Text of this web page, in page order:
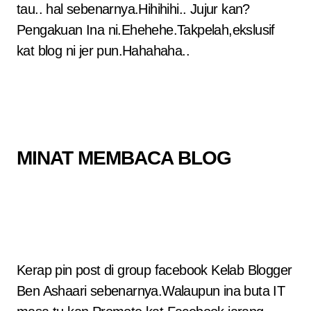
tau.. hal sebenarnya.Hihihihi.. Jujur kan?
Pengakuan Ina ni.Ehehehe.Takpelah,ekslusif
kat blog ni jer pun.Hahahaha..
MINAT MEMBACA BLOG
Kerap pin post di group facebook Kelab Blogger
Ben Ashaari sebenarnya.Walaupun ina buta IT